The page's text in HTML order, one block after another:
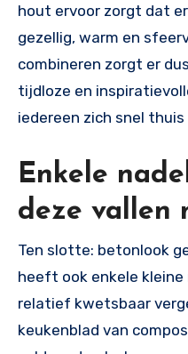
hout ervoor zorgt dat
gezellig, warm en
combineren zorgt er
tijdloze en
iedereen zich snel thuis
Enkele
deze vallen
Ten slotte: betonlook
heeft ook enkele
relatief kwetsbaar
keukenblad van